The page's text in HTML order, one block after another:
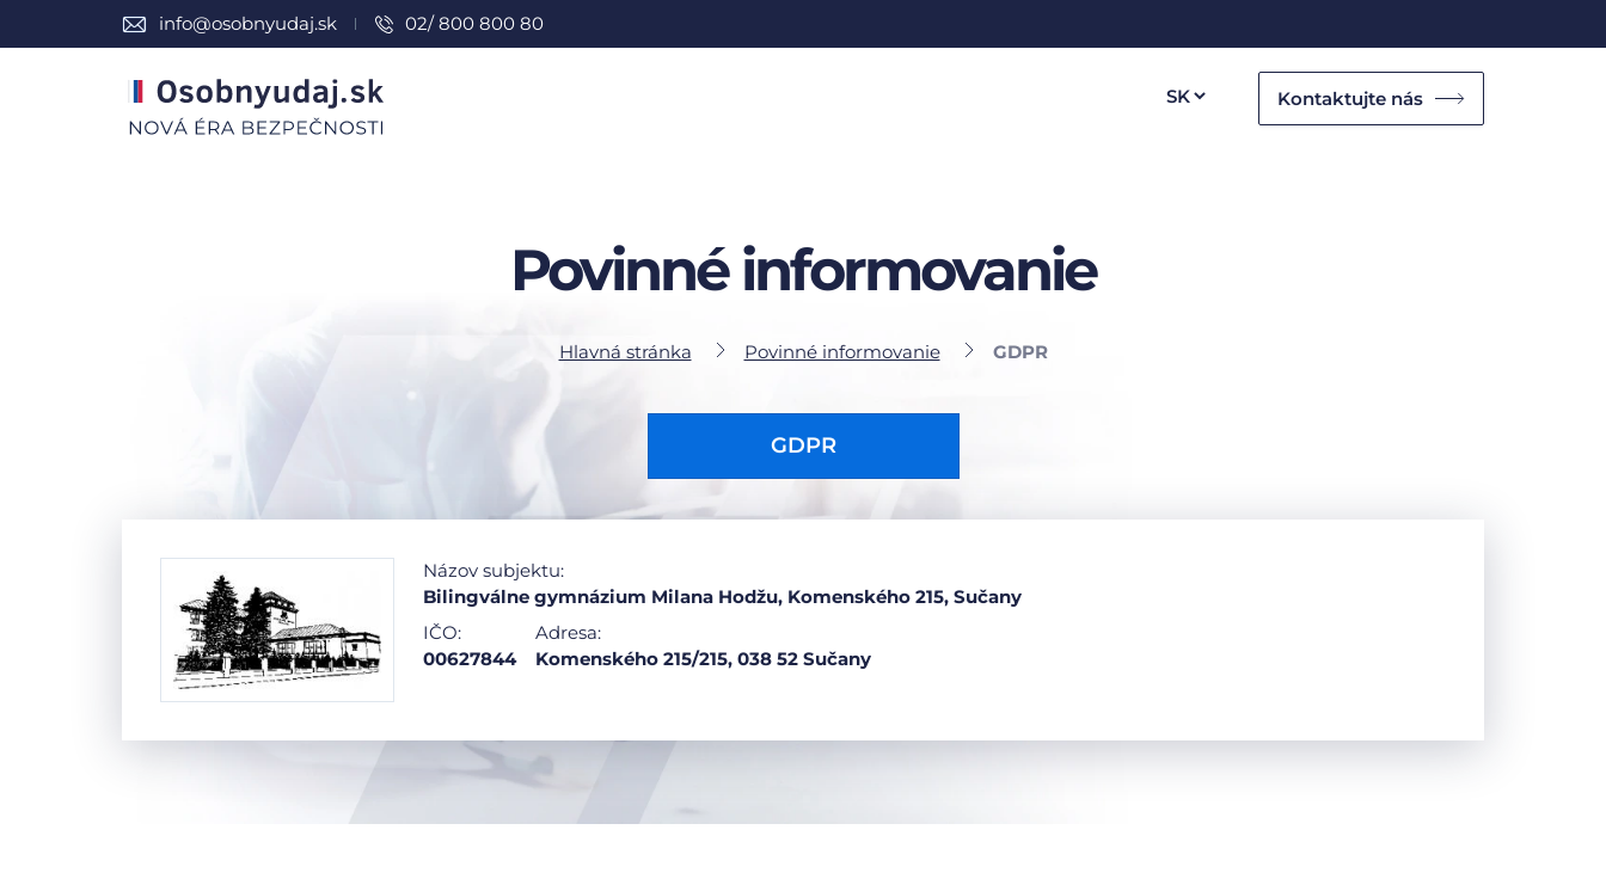
info@osobnyudaj.sk 02/ 800 800 80
Kontaktujte nás
Povinné informovanie
Hlavná stránka Povinné informovanie GDPR
GDPR
Názov subjektu:
Bilingválne gymnázium Milana Hodžu, Komenského 215, Sučany
IČO:
00627844
Adresa:
Komenského 215/215, 038 52 Sučany